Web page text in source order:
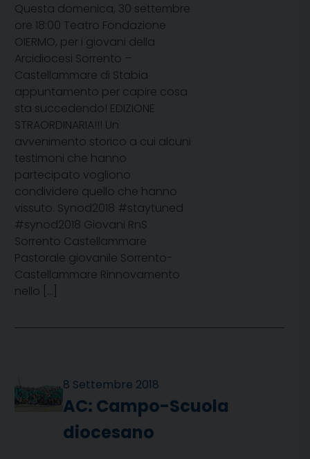
Questa domenica, 30 settembre
ore 18:00 Teatro Fondazione
OIERMO, per i giovani della
Arcidiocesi Sorrento –
Castellammare di Stabia
appuntamento per capire cosa
sta succedendo! EDIZIONE
STRAORDINARIA!!! Un
avvenimento storico a cui alcuni
testimoni che hanno
partecipato vogliono
condividere quello che hanno
vissuto. Synod2018 #staytuned
#synod2018 Giovani RnS
Sorrento Castellammare
Pastorale giovanile Sorrento-
Castellammare Rinnovamento
nello […]
8 Settembre 2018
AC: Campo-Scuola
diocesano